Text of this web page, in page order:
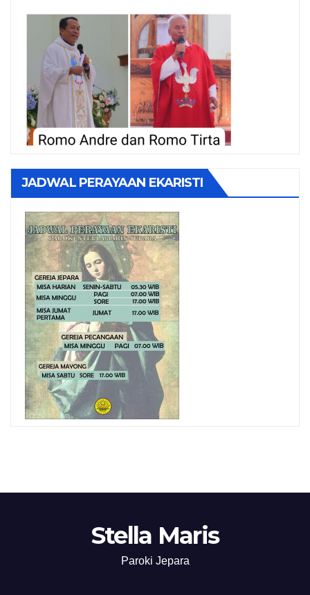
JADWAL PERAYAAN EKARISTI
Stella Maris
Paroki Jepara